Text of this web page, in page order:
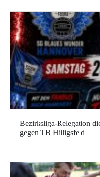
Bezirksliga-Relegation
gegen TB Hilligsfeld